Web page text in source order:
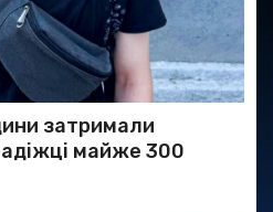
затримали
майже 300